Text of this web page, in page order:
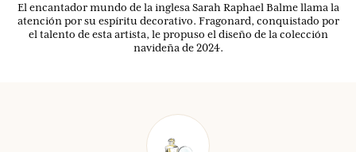
El encantador mundo de la inglesa Sarah Raphael Balme llama la
atención por su espíritu decorativo. Fragonard, conquistado por
el talento de esta artista, le propuso el diseño de la colección
navideña de 2024.